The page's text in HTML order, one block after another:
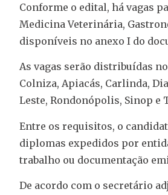
Conforme o edital, há vagas
Medicina Veterinária,
disponíveis no anexo I do
As vagas serão distribuídas
Colniza, Apiacás, Carlinda,
Leste, Rondonópolis, Sinop e
Entre os requisitos, o
diplomas expedidos por
trabalho ou documentação
De acordo com o secretário